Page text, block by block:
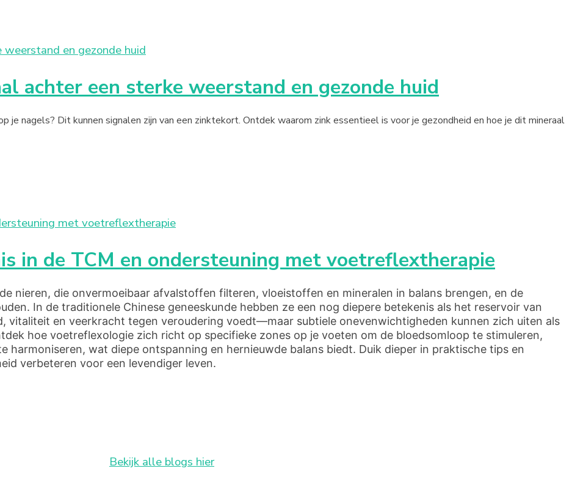
achter een sterke weerstand en gezonde huid
je nagels? Dit kunnen signalen zijn van een zinktekort. Ontdek waarom zink essentieel is voor je gezondheid en hoe je dit mineraal
in de TCM en ondersteuning met voetreflextherapie
nieren, die onvermoeibaar afvalstoffen filteren, vloeistoffen en mineralen in balans brengen, en de
In de traditionele Chinese geneeskunde hebben ze een nog diepere betekenis als het reservoir van
vitaliteit en veerkracht tegen veroudering voedt—maar subtiele onevenwichtigheden kunnen zich uiten als
hoe voetreflexologie zich richt op specifieke zones op je voeten om de bloedsomloop te stimuleren,
wat diepe ontspanning en hernieuwde balans biedt. Duik dieper in praktische tips en
verbeteren voor een levendiger leven.
Bekijk alle blogs hier